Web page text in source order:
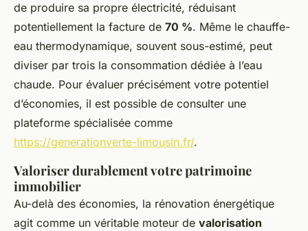
de produire sa propre électricité, réduisant
potentiellement la facture de 70 %. Même le chauffe-
eau thermodynamique, souvent sous-estimé, peut
diviser par trois la consommation dédiée à l’eau
chaude. Pour évaluer précisément votre potentiel
d’économies, il est possible de consulter une
plateforme spécialisée comme
https://generationverte-limousin.fr/.
Valoriser durablement votre patrimoine
immobilier
Au-delà des économies, la rénovation énergétique
agit comme un véritable moteur de valorisation